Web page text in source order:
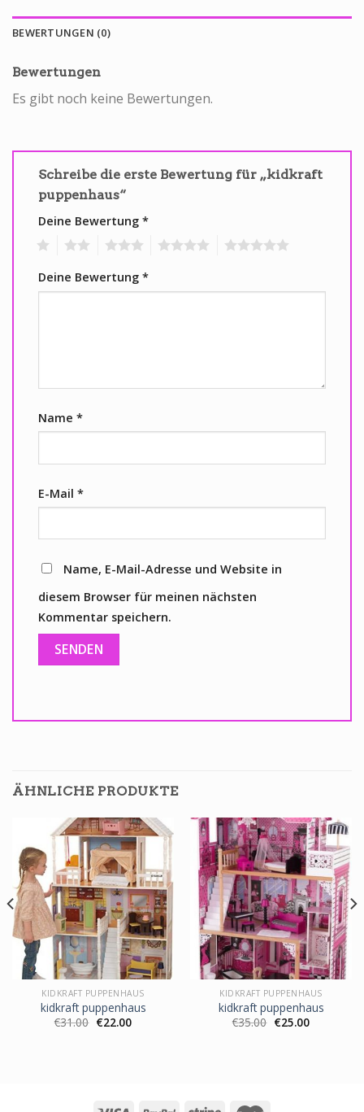
BEWERTUNGEN (0)
Bewertungen
Es gibt noch keine Bewertungen.
Schreibe die erste Bewertung für „kidkraft
puppenhaus“
Deine Bewertung *
Deine Bewertung *
Name *
E-Mail *
Name, E-Mail-Adresse und Website in
diesem Browser für meinen nächsten
Kommentar speichern.
ÄHNLICHE PRODUKTE
KIDKRAFT PUPPENHAUS
kidkraft puppenhaus
€31.00 €22.00
KIDKRAFT PUPPENHAUS
kidkraft puppenhaus
€35.00 €25.00